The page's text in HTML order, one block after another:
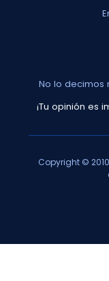
No lo decimos
¡Tu opinión es
Copyright ©